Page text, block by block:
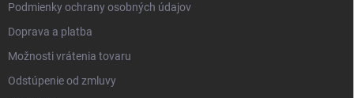
Podmienky ochrany osobných údajov
Doprava a platba
Možnosti vrátenia tovaru
Odstúpenie od zmluvy